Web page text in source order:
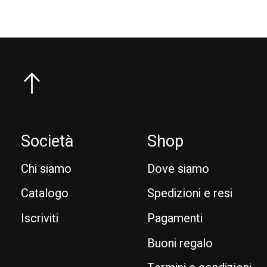
Società
Chi siamo
Catalogo
Iscriviti
Shop
Dove siamo
Spedizioni e resi
Pagamenti
Buoni regalo